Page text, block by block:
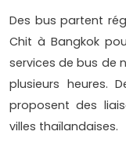
Des bus partent
Chit à Bangkok
services de bus de
plusieurs heures.
proposent des
villes thaïlandaises.